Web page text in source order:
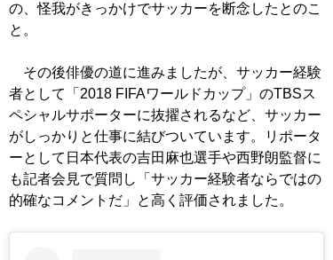
の、怪我がきっかけでサッカーを断念したとのこ
と。
その後俳優の道に進みましたが、サッカー経験
者として「2018 FIFAワールドカップ」のTBSス
ペシャルサポーターに抜擢されるなど、サッカー
がしっかりと仕事に結びついています。リポータ
ーとして日本代表の吉田麻也選手や西野朗監督に
も記者会見で質問し「サッカー経験者ならではの
的確なコメントだ」と高く評価されました。